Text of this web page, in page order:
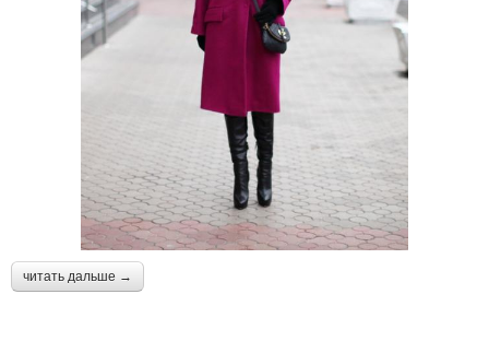
читать дальше →